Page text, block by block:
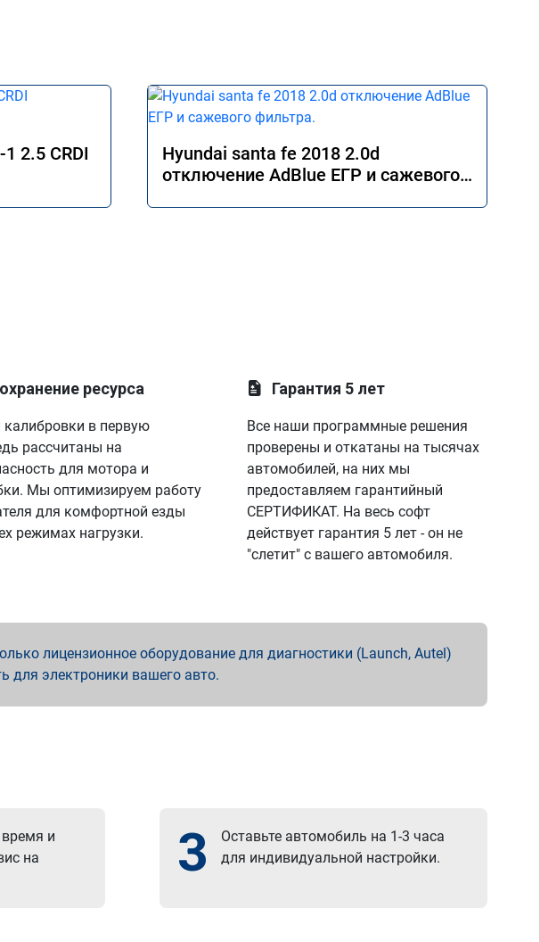
2.5 CRDI
Hyundai santa fe 2018 2.0d
отключение AdBlue ЕГР и сажевого
ресурса
в первую
рассчитаны на
для мотора и
Мы оптимизируем работу
для комфортной езды
режимах нагрузки.
Гарантия 5 лет
Все наши программные решения
проверены и откатаны на тысячах
автомобилей, на них мы
предоставляем гарантийный
СЕРТИФИКАТ. На весь софт
действует гарантия 5 лет - он не
"слетит" с вашего автомобиля.
лицензионное оборудование для диагностики (Launch, Autel)
для электроники вашего авто.
и
на
3
Оставьте автомобиль на 1-3 часа
для индивидуальной настройки.